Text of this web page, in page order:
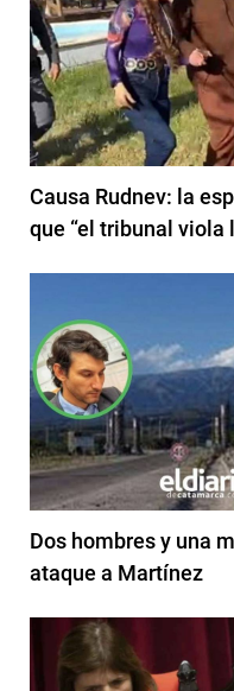
Causa Rudnev: la
que “el tribunal viola
Dos hombres y una
ataque a Martínez